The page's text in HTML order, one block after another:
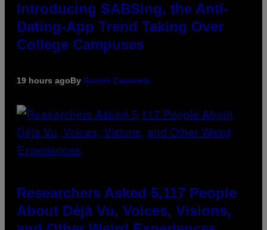
Introducing SABSing, the Anti-
Dating-App Trend Taking Over
College Campuses
19 hours agoBy Sammi Caramela
Researchers Asked 5,117 People
About Déjà Vu, Voices, Visions,